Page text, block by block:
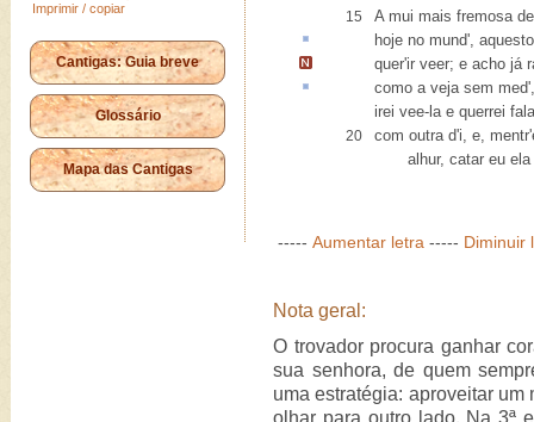
Imprimir / copiar
Cantigas: Guia breve
Glossário
Mapa das Cantigas
15
A mui mais fremosa
hoje no mund', aquesto
quer'ir veer; e acho já
como a veja sem
irei vee-la e querrei
20
com outra d'i, e,
alhur, catar eu ela
----- Aumentar letra ----- Diminuir
Nota geral:
O trovador procura ganhar
sua senhora, de quem
uma estratégia: aproveitar
olhar para outro lado. Na 3ª